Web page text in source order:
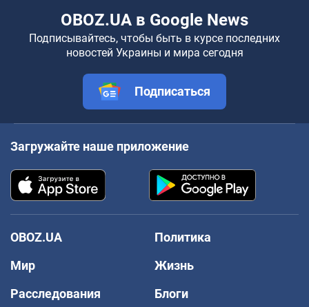
OBOZ.UA в Google News
Подписывайтесь, чтобы быть в курсе последних
новостей Украины и мира сегодня
Подписаться
Загружайте наше приложение
OBOZ.UA
Политика
Мир
Жизнь
Расследования
Блоги